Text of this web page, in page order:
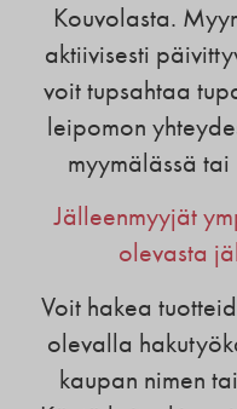
Kouvolasta.
aktiivisesti
voit tupsahtaa
leipomon
myymälässä
Jälleenmyyjät
olevasta
Voit hakea
olevalla
kaupan nimen